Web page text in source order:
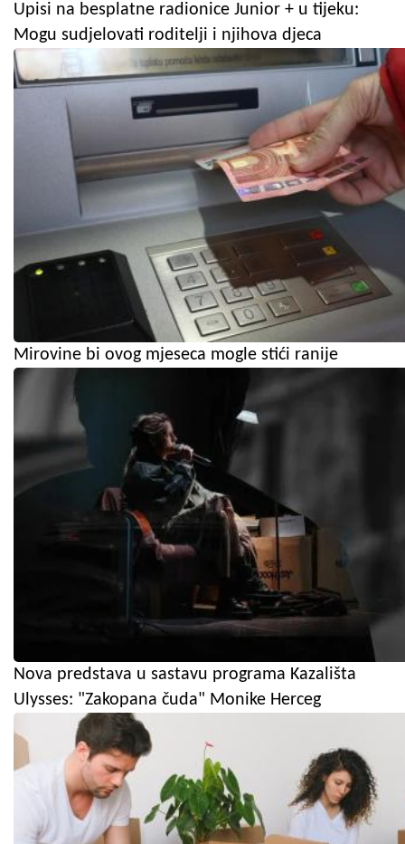
Upisi na besplatne radionice Junior + u tijeku:
Mogu sudjelovati roditelji i njihova djeca
Mirovine bi ovog mjeseca mogle stići ranije
Nova predstava u sastavu programa Kazališta
Ulysses: "Zakopana čuda" Monike Herceg